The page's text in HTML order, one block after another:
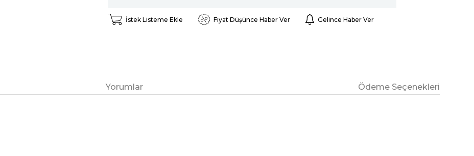
İstek Listeme Ekle Fiyat Düşünce Haber Ver Gelince Haber Ver
Yorumlar Ödeme Seçenekleri